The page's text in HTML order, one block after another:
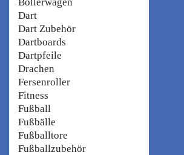
Dart
Dart Zubehör
Dartboards
Dartpfeile
Drachen
Fersenroller
Fitness
Fußball
Fußbälle
Fußballtore
Fußballzubehör